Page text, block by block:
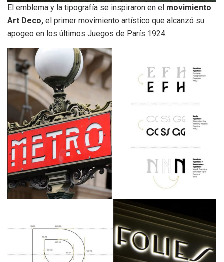
El emblema y la tipografía se inspiraron en el movimiento
Art Deco, el primer movimiento artístico que alcanzó su
apogeo en los últimos Juegos de París 1924.